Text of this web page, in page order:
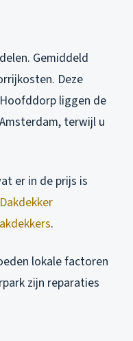
Gemiddeld
Deze
liggen de
terwijl u
er in de prijs is
Dakdekker
.
lokale factoren
zijn reparaties